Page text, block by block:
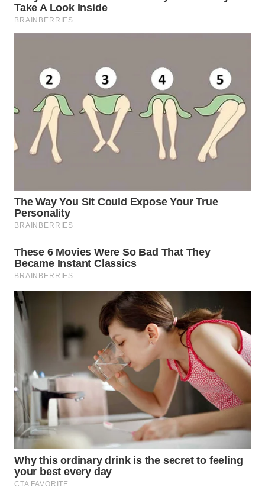
WN
LABUHANBATU
TENGAH
WN DELI
SERDANG
WN
WN
PAKPAK
WN
KARAWANG
WN
BEKASI
WN
DEPOK
WN
TAPANULI
UTARA
WN